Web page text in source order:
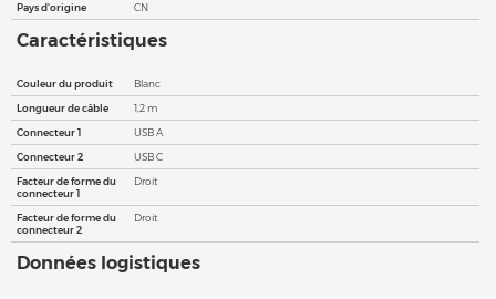
Pays d'origine
CN
Caractéristiques
Couleur du produit
Blanc
Longueur de câble
1,2 m
Connecteur 1
USB A
Connecteur 2
USB C
Facteur de forme du
connecteur 1
Droit
Facteur de forme du
connecteur 2
Droit
Données logistiques